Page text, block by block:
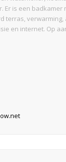
is een
terras,
en internet. Op